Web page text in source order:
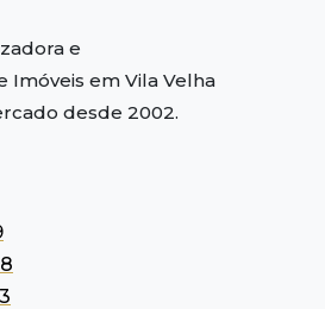
e
Imóveis em Vila Velha
desde 2002.